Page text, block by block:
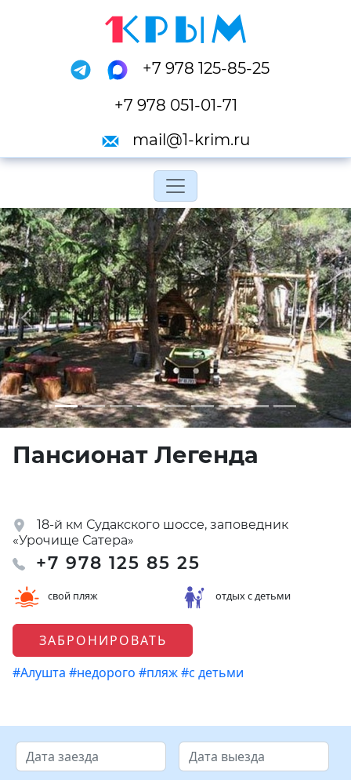
+7 978 125-85-25
+7 978 051-01-71
mail@1-krim.ru
Переключить
Previous Next
Пансионат Легенда
18-й км Судакского шоссе, заповедник
«Урочище Сатера»
+7 978 125 85 25
свой пляж отдых с детьми
ЗАБРОНИРОВАТЬ
#Алушта #недорого #пляж#с детьми